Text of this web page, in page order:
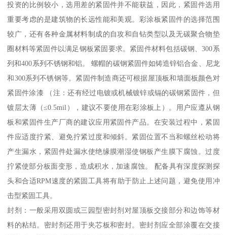
投资的比例较小，选用差的紧固件并不能获益，因此，紧固件选用
重要考虑的是建筑物的长远性能和美观。彩涂板紧固件的选择范围
较广，还有各种金属材料制成的自攻和自钻类型以及无碳聚合物垫
圈材料等紧固件以满足钢板紧固要求。紧固件材料包括碳钢、300系
列和400系列不锈钢和铝。 螺帽的碳钢紧固件如铸造锌铝合金、尼龙
和300系列不锈钢等。紧固件制造商还可根据屋顶板和墙面板颜色对
紧固件涂漆 （注：还有经过电镀或机械镀锌或镉的碳钢紧固件，但
镀层太薄（≤0.5mil），建议不要使用在彩涂板上）。用户应遵从钢
板和紧固件生产厂商的建议应用紧固件产品。在安装过程中，紧固
件应适度拧紧、避免拧紧过度和倾斜。紧固位置不当和螺丝松动将
产生漏水，紧固件处漏水使绝缘膜潮湿使钢板产生膜下腐蚀。过度
拧紧使部分板面变形，造成积水，加速腐蚀。 配备具有深度探测探
头和合适RPM速度的紧固工具将有助于防止上述问题，避免使用冲
击型紧固工具。
封剂：一般采用双圆或三园型密封剂对屋顶板交接部分和边饰等材
料的粘结。密封剂还用于夹芯板和密封。密封剂应全部涂覆在交接